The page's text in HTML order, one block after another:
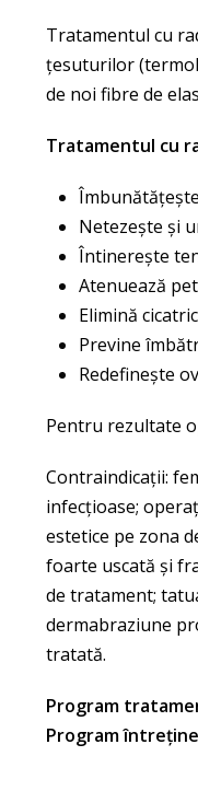
Tratamentul cu
țesuturilor
de noi fibre de
Tratamentul cu
Netezește și
Întinerește
Atenuează
Elimină
Previne
Redefinește
Pentru rezultate
Contraindicații:
infecțioase;
estetice pe zona
foarte uscată şi
de tratament;
dermabraziune
tratată.
Program
Program